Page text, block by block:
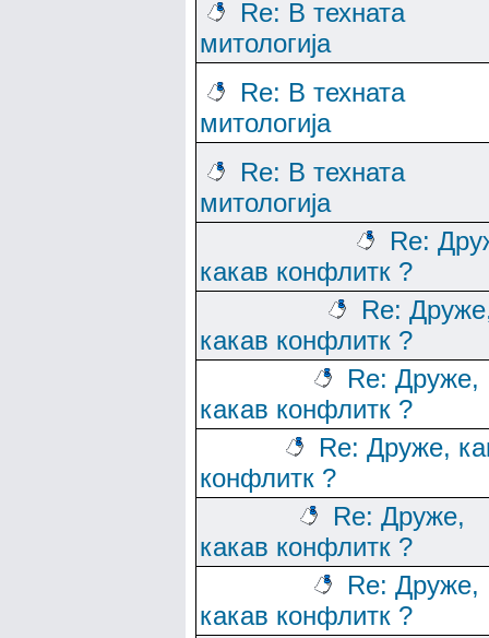
Re: В техната
митологија
Re: В техната
митологија
Re: В техната
митологија
Re:
какав конфлитк ?
Re:
какав конфлитк ?
Re: Друже,
какав конфлитк ?
Re: Друже,
конфлитк ?
Re: Друже,
какав конфлитк ?
Re: Друже,
какав конфлитк ?